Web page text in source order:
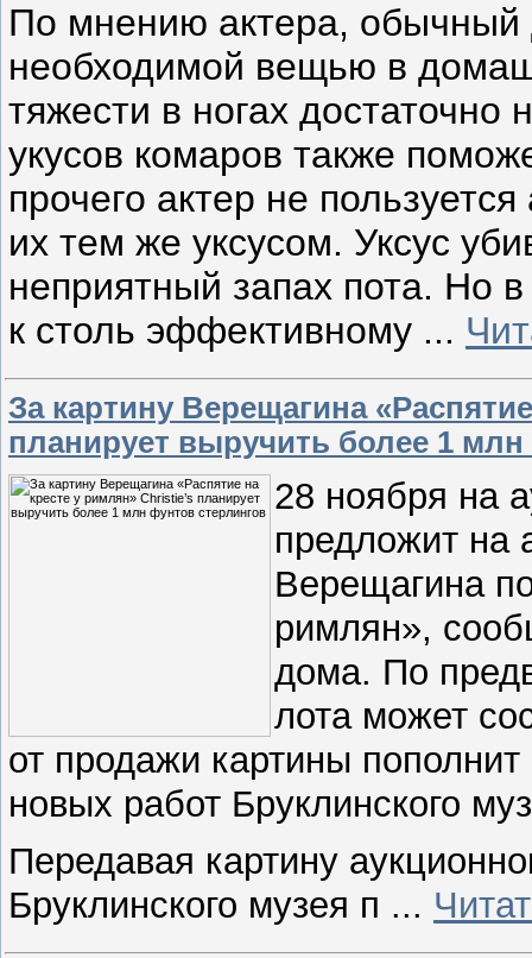
По мнению актера, обычный
необходимой вещью в
тяжести в ногах достаточно
укусов комаров также
прочего актер не
их тем же уксусом. Уксус
неприятный запах пота. Но
к столь эффективному ...
За картину Верещагина
планирует выручить более 1
28 ноября на
предложит на
Верещагина
римлян»,
дома. По
лота может
от продажи картины
новых работ Бруклинского
Передавая картину
Бруклинского музея п ...